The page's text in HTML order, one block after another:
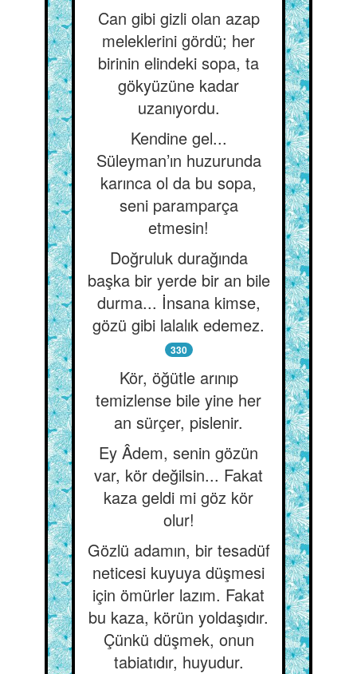
Can gibi gizli olan azap
meleklerini gördü; her
birinin elindeki sopa, ta
gökyüzüne kadar
uzanıyordu.
Kendine gel...
Süleyman’ın huzurunda
karınca ol da bu sopa,
seni paramparça
etmesin!
Doğruluk durağında
başka bir yerde bir an bile
durma... İnsana kimse,
gözü gibi lalalık edemez.
330
Kör, öğütle arınıp
temizlense bile yine her
an sürçer, pislenir.
Ey Âdem, senin gözün
var, kör değilsin... Fakat
kaza geldi mi göz kör
olur!
Gözlü adamın, bir tesadüf
neticesi kuyuya düşmesi
için ömürler lazım. Fakat
bu kaza, körün yoldaşıdır.
Çünkü düşmek, onun
tabiatıdır, huyudur.